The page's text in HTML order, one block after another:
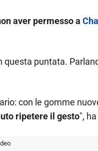
aver permesso a
puntata.
con le gomme
ripetere il gesto",